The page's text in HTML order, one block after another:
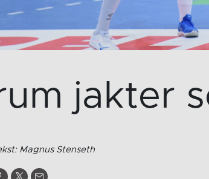
jakter
Magnus Stenseth